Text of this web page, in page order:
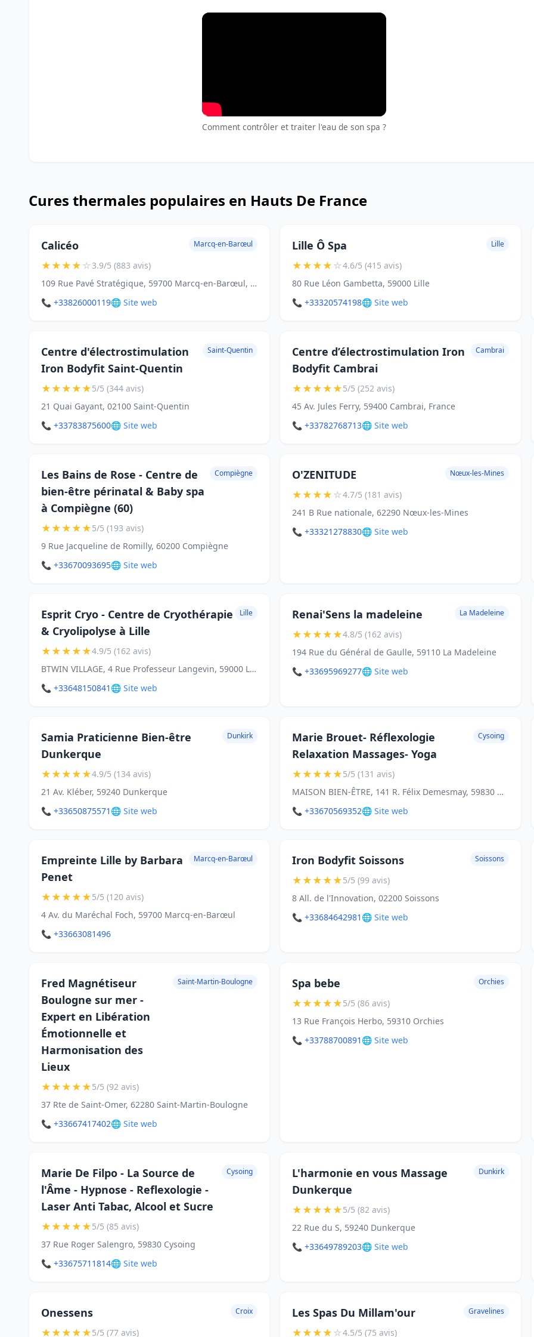
Comment contrôler et traiter l'eau de son spa ?
Cures thermales populaires en Hauts De France
Calicéo Marcq-en-Barœul
★★★★☆3.9/5 (883 avis)
109 Rue Pavé Stratégique, 59700 Marcq-en-Barœul, France
📞 +33826000119🌐 Site web
Lille Ô Spa Lille
★★★★☆4.6/5 (415 avis)
80 Rue Léon Gambetta, 59000 Lille
📞 +33320574198🌐 Site web
Centre d'électrostimulation
Iron Bodyfit Saint-Quentin
Saint-Quentin
★★★★★5/5 (344 avis)
21 Quai Gayant, 02100 Saint-Quentin
📞 +33783875600🌐 Site web
Centre d’électrostimulation Iron
Bodyfit Cambrai
Cambrai
★★★★★5/5 (252 avis)
45 Av. Jules Ferry, 59400 Cambrai, France
📞 +33782768713🌐 Site web
Les Bains de Rose - Centre de
bien-être périnatal & Baby spa
à Compiègne (60)
Compiègne
★★★★★5/5 (193 avis)
9 Rue Jacqueline de Romilly, 60200 Compiègne
📞 +33670093695🌐 Site web
O'ZENITUDE Nœux-les-Mines
★★★★☆4.7/5 (181 avis)
241 B Rue nationale, 62290 Nœux-les-Mines
📞 +33321278830🌐 Site web
Esprit Cryo - Centre de Cryothérapie
& Cryolipolyse à Lille
Lille
★★★★★4.9/5 (162 avis)
BTWIN VILLAGE, 4 Rue Professeur Langevin, 59000 Lille
📞 +33648150841 🌐 Site web
Renai'Sens la madeleine La Madeleine
★★★★★4.8/5 (162 avis)
194 Rue du Général de Gaulle, 59110 La Madeleine
📞 +33695969277🌐 Site web
Samia Praticienne Bien-être
Dunkerque
Dunkirk
★★★★★4.9/5 (134 avis)
21 Av. Kléber, 59240 Dunkerque
📞 +33650875571 🌐 Site web
Marie Brouet- Réflexologie
Relaxation Massages- Yoga
Cysoing
★★★★★5/5 (131 avis)
MAISON BIEN-ÊTRE, 141 R. Félix Demesmay, 59830 Cysoing
📞 +33670569352🌐 Site web
Empreinte Lille by Barbara
Penet
Marcq-en-Barœul
★★★★★5/5 (120 avis)
4 Av. du Maréchal Foch, 59700 Marcq-en-Barœul
📞 +33663081496
Iron Bodyfit Soissons Soissons
★★★★★5/5 (99 avis)
8 All. de l'Innovation, 02200 Soissons
📞 +33684642981 🌐 Site web
Fred Magnétiseur
Boulogne sur mer -
Expert en Libération
Émotionnelle et
Harmonisation des
Lieux
Saint-Martin-Boulogne
★★★★★5/5 (92 avis)
37 Rte de Saint-Omer, 62280 Saint-Martin-Boulogne
📞 +33667417402🌐 Site web
Spa bebe Orchies
★★★★★5/5 (86 avis)
13 Rue François Herbo, 59310 Orchies
📞 +33788700891 🌐 Site web
Marie De Filpo - La Source de
l'Âme - Hypnose - Reflexologie -
Laser Anti Tabac, Alcool et Sucre
Cysoing
★★★★★5/5 (85 avis)
37 Rue Roger Salengro, 59830 Cysoing
📞 +33675711814🌐 Site web
L'harmonie en vous Massage
Dunkerque
Dunkirk
★★★★★5/5 (82 avis)
22 Rue du S, 59240 Dunkerque
📞 +33649789203🌐 Site web
Onessens Croix
★★★★★5/5 (77 avis)
Les Spas Du Millam'our Gravelines
★★★★☆4.5/5 (75 avis)